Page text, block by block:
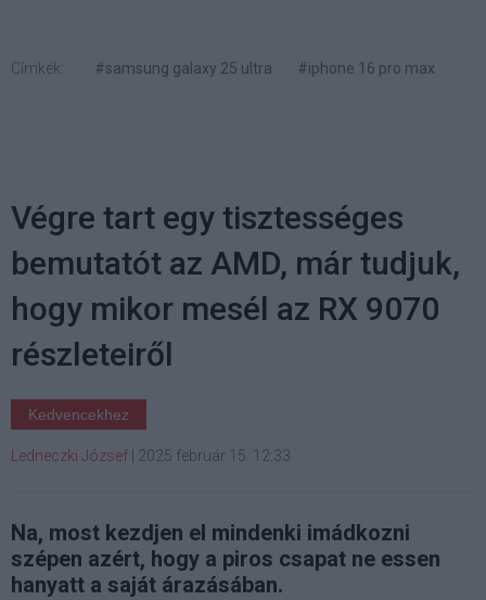
Címkék: #samsung galaxy 25 ultra #iphone 16 pro max
Végre tart egy tisztességes
bemutatót az AMD, már tudjuk,
hogy mikor mesél az RX 9070
részleteiről
Kedvencekhez
Ledneczki József | 2025 február 15. 12:33
Na, most kezdjen el mindenki imádkozni
szépen azért, hogy a piros csapat ne essen
hanyatt a saját árazásában.